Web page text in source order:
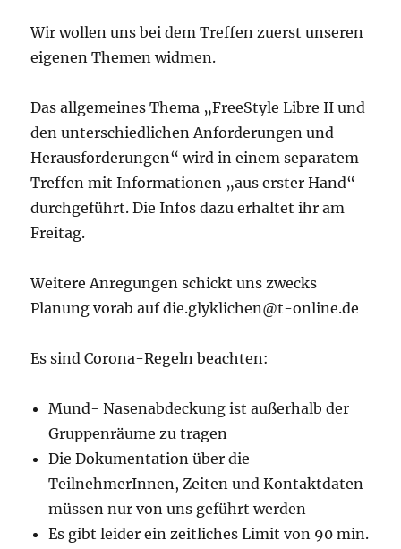
Wir wollen uns bei dem Treffen zuerst unseren
eigenen Themen widmen.
Das allgemeines Thema „FreeStyle Libre II und
den unterschiedlichen Anforderungen und
Herausforderungen“ wird in einem separatem
Treffen mit Informationen „aus erster Hand“
durchgeführt. Die Infos dazu erhaltet ihr am
Freitag.
Weitere Anregungen schickt uns zwecks
Planung vorab auf die.glyklichen@t-online.de
Es sind Corona-Regeln beachten:
Mund- Nasenabdeckung ist außerhalb der
Gruppenräume zu tragen
Die Dokumentation über die
TeilnehmerInnen, Zeiten und Kontaktdaten
müssen nur von uns geführt werden
Es gibt leider ein zeitliches Limit von 90 min.